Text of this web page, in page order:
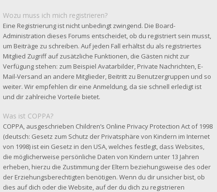
Wozu muss ich mich registrieren?
Eine Registrierung ist nicht unbedingt zwingend. Die Board-
Administration dieses Forums entscheidet, ob du registriert sein musst,
um Beiträge zu schreiben. Auf jeden Fall erhältst du als registriertes
Mitglied Zugriff auf zusätzliche Funktionen, die Gästen nicht zur
Verfügung stehen: zum Beispiel Avatarbilder, Private Nachrichten, E-
Mail-Versand an andere Mitglieder, Beitritt zu Benutzergruppen und so
weiter. Wir empfehlen dir eine Anmeldung, da sie schnell erledigt ist
und dir zahlreiche Vorteile bietet.
Was ist COPPA?
COPPA, ausgeschrieben Children’s Online Privacy Protection Act of 1998
(deutsch: Gesetz zum Schutz der Privatsphäre von Kindern im Internet
von 1998) ist ein Gesetz in den USA, welches festlegt, dass Websites,
die möglicherweise persönliche Daten von Kindern unter 13 Jahren
erheben, hierzu die Zustimmung der Eltern beziehungsweise des oder
der Erziehungsberechtigten benötigen. Wenn du dir unsicher bist, ob
dies auf dich oder die Website, auf der du dich zu registrieren